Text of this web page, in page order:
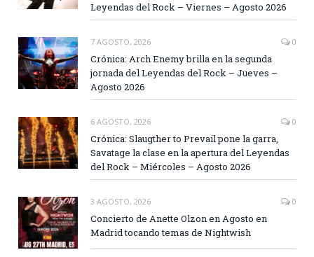
Leyendas del Rock – Viernes – Agosto 2026
7 AGOSTO, 2026 0
Crónica: Arch Enemy brilla en la segunda
jornada del Leyendas del Rock – Jueves –
Agosto 2026
6 AGOSTO, 2026 0
Crónica: Slaugther to Prevail pone la garra,
Savatage la clase en la apertura del Leyendas
del Rock – Miércoles – Agosto 2026
3 AGOSTO, 2026 0
Concierto de Anette Olzon en Agosto en
Madrid tocando temas de Nightwish